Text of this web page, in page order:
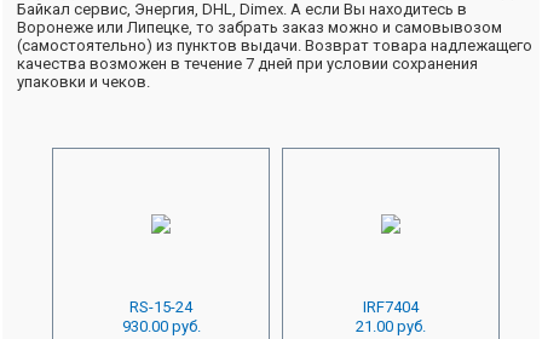
Байкал сервис, Энергия, DHL, Dimex. А если Вы находитесь в
Воронеже или Липецке, то забрать заказ можно и самовывозом
(самостоятельно) из пунктов выдачи. Возврат товара надлежащего
качества возможен в течение 7 дней при условии сохранения
упаковки и чеков.
RS-15-24
930.00 руб.
IRF7404
21.00 руб.